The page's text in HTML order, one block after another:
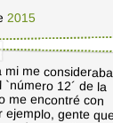
2015
me consideraba
`número 12´ de la
me encontré con
gente que en
y me dijo: `bo,
y vos y no pasa